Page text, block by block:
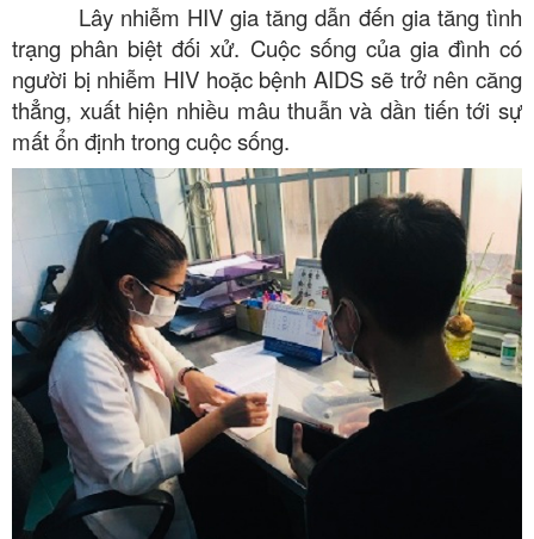
Lây nhiễm HIV gia tăng dẫn đến gia tăng tình
trạng phân biệt đối xử. Cuộc sống của gia đình có
người bị nhiễm HIV hoặc bệnh AIDS sẽ trở nên căng
thẳng, xuất hiện nhiều mâu thuẫn và dần tiến tới sự
mất ổn định trong cuộc sống.